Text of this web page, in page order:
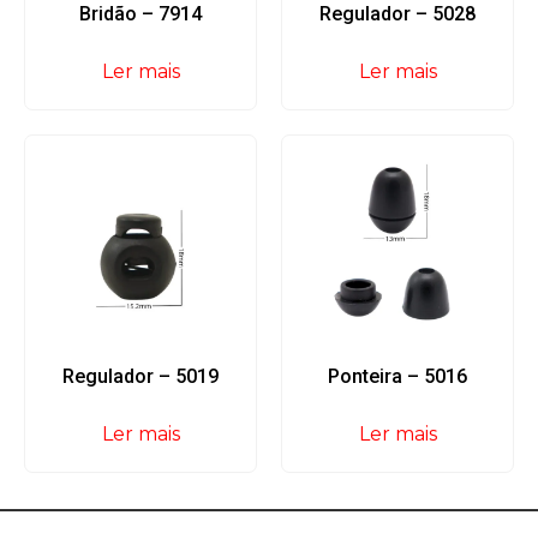
Bridão – 7914
Ler mais
Regulador – 5028
Ler mais
Regulador – 5019
Ler mais
Ponteira – 5016
Ler mais